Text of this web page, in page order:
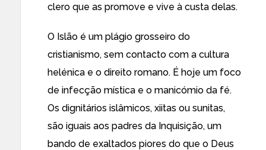
clero que as promove e vive à custa delas.
O Islão é um plágio grosseiro do
cristianismo, sem contacto com a cultura
helénica e o direito romano. É hoje um foco
de infecção mística e o manicómio da fé.
Os dignitários islâmicos, xiitas ou sunitas,
são iguais aos padres da Inquisição, um
bando de exaltados piores do que o Deus